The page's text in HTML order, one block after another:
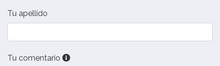
Tu apellido
Tu comentario